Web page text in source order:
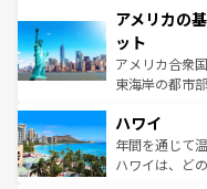
ンツ一覧を参
の建物がその
博物館もあり
ことができる
者向けの交通
着のスイス情報
アメリカの
ット
アメリカ合衆
東海岸の都市
のような巨大
ンメントが詰
西部には大自
ハワイ
年間を通じて
ハワイは、ど